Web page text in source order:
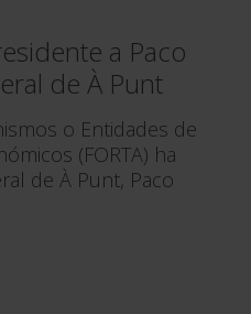
a Paco
de À Punt
o Entidades de
(FORTA) ha
de À Punt, Paco